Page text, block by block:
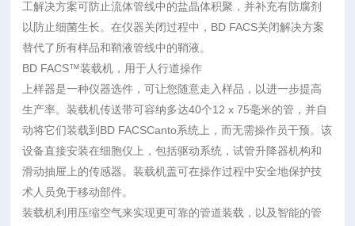
工解决方案可防止流体管线中的盐晶体积聚，并补充有防腐剂
以防止细菌生长。在仪器关闭过程中，BD FACS关闭解决方案
替代了所有样品和鞘液管线中的鞘液。
BD FACS™装载机，用于人行道操作
上样器是一种仪器选件，可让您随意走入样品，以进一步提高
生产率。装载机传送带可容纳多达40个12 x 75毫米的管，并自
动将它们装载到BD FACSCanto系统上，而无需操作员干预。该
设备直接安装在细胞仪上，包括驱动系统，试管升降器机构和
滑动抽屉上的传感器。装载机盖可在操作过程中安全地保护技
术人员免于移动部件。
装载机利用压缩空气来实现更可靠的管道装载，以及智能的管